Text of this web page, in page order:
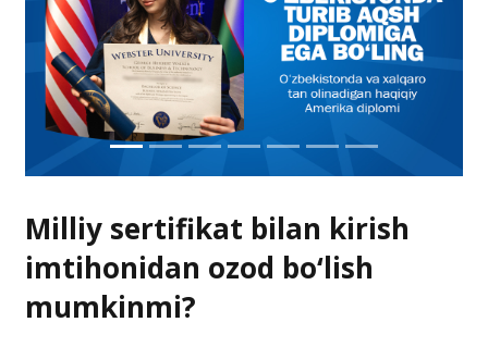
Milliy sertifikat bilan kirish
imtihonidan ozod bo‘lish
mumkinmi?